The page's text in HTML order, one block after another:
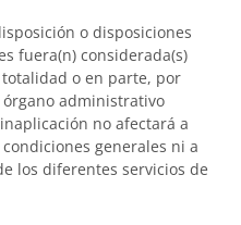
o disposiciones
fuera(n) considerada(s)
o en parte, por
administrativo
no afectará a
generales ni a
los diferentes servicios de